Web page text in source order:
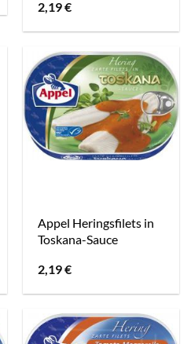
2,19€
Appel Heringsfilets in
Toskana-Sauce
2,19€